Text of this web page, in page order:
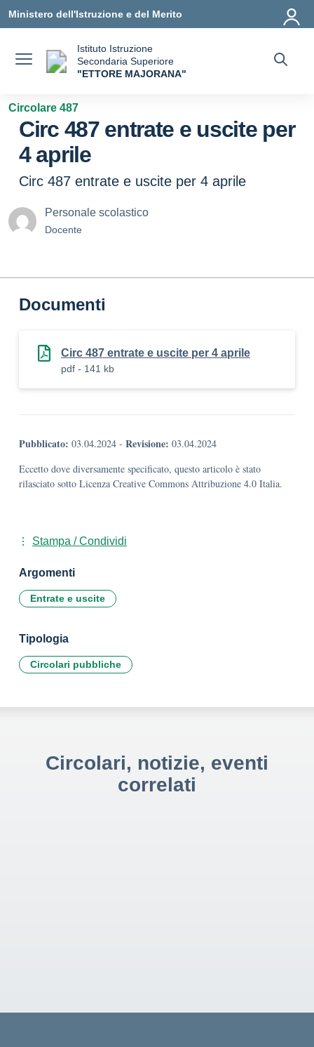
Ministero dell'Istruzione e del Merito
Istituto Istruzione
Secondaria Superiore
"ETTORE MAJORANA"
Circolare 487
Circ 487 entrate e uscite per
4 aprile
Circ 487 entrate e uscite per 4 aprile
Personale scolastico
Docente
Documenti
Circ 487 entrate e uscite per 4 aprile
pdf - 141 kb
Pubblicato: 03.04.2024 - Revisione: 03.04.2024
Eccetto dove diversamente specificato, questo articolo è stato
rilasciato sotto Licenza Creative Commons Attribuzione 4.0 Italia.
Stampa / Condividi
Argomenti
Entrate e uscite
Tipologia
Circolari pubbliche
Circolari, notizie, eventi
correlati